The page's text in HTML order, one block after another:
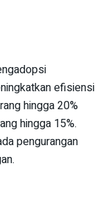
efisiensi
hingga 20%
hingga 15%.
pengurangan